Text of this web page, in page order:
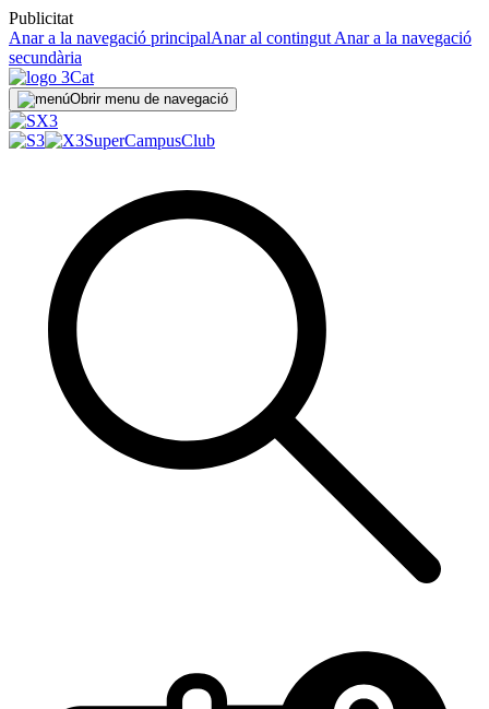
Publicitat
Anar a la navegació principalAnar al contingut Anar a la navegació
secundària
Obrir menu de navegació
SuperCampusClub